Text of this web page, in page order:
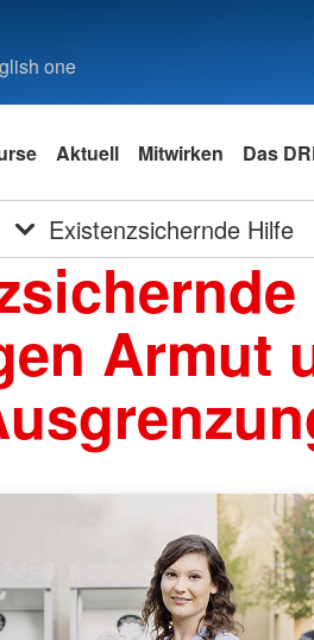
one
Aktuell Mitwirken Das
Existenzsichernde Hilfe
Armut